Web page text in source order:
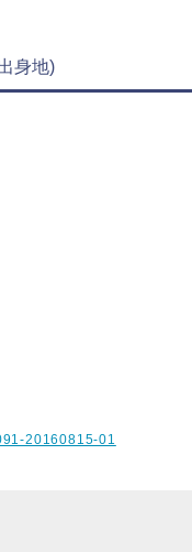
身地)
20160815-01